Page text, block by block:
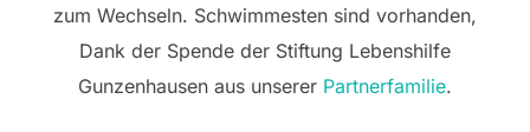
zum Wechseln. Schwimmesten sind vorhanden,
Dank der Spende der Stiftung Lebenshilfe
Gunzenhausen aus unserer Partnerfamilie.